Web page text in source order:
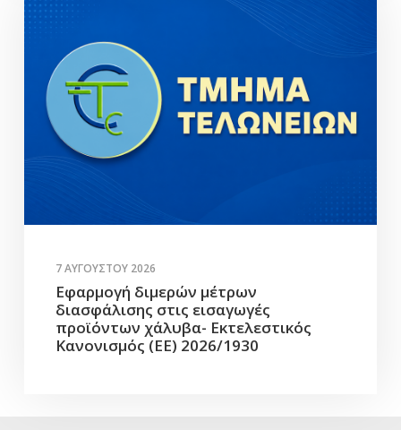
7 ΑΥΓΟΎΣΤΟΥ 2026
Εφαρμογή διμερών μέτρων
διασφάλισης στις εισαγωγές
προϊόντων χάλυβα- Εκτελεστικός
Κανονισμός (ΕΕ) 2026/1930